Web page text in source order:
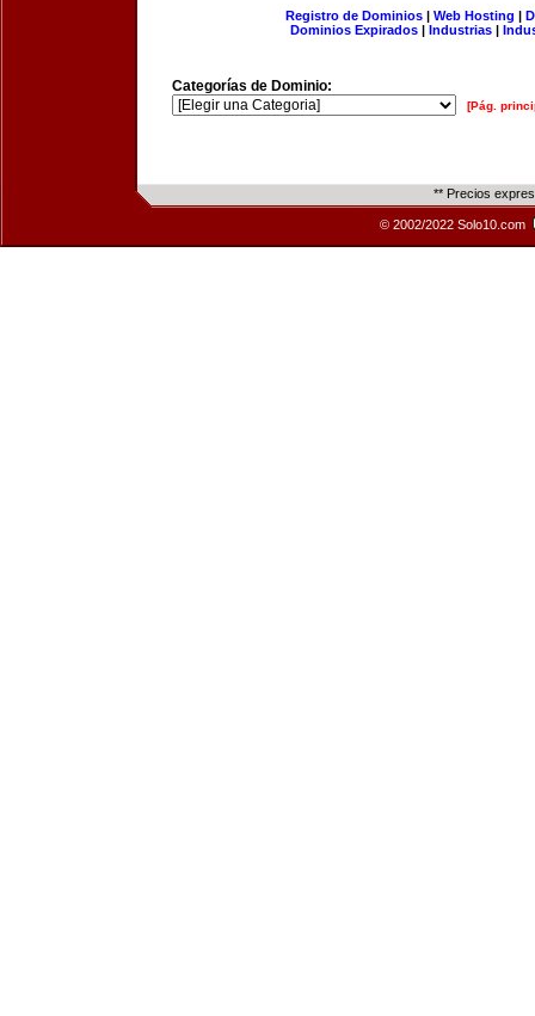
Registro de Dominios| Web Hosting |
Dominios Expirados | Industrias |
Categorías de Dominio:
[Pág.
** Precios
© 2002/2022 Solo10.com